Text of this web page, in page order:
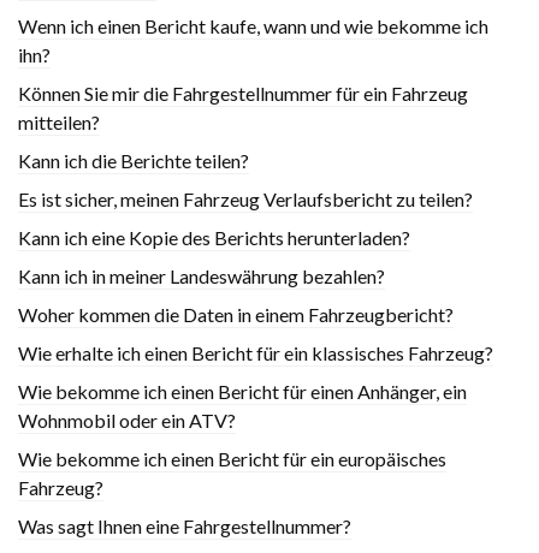
Wenn ich einen Bericht kaufe, wann und wie bekomme ich
ihn?
Können Sie mir die Fahrgestellnummer für ein Fahrzeug
mitteilen?
Kann ich die Berichte teilen?
Es ist sicher, meinen Fahrzeug Verlaufsbericht zu teilen?
Kann ich eine Kopie des Berichts herunterladen?
Kann ich in meiner Landeswährung bezahlen?
Woher kommen die Daten in einem Fahrzeugbericht?
Wie erhalte ich einen Bericht für ein klassisches Fahrzeug?
Wie bekomme ich einen Bericht für einen Anhänger, ein
Wohnmobil oder ein ATV?
Wie bekomme ich einen Bericht für ein europäisches
Fahrzeug?
Was sagt Ihnen eine Fahrgestellnummer?